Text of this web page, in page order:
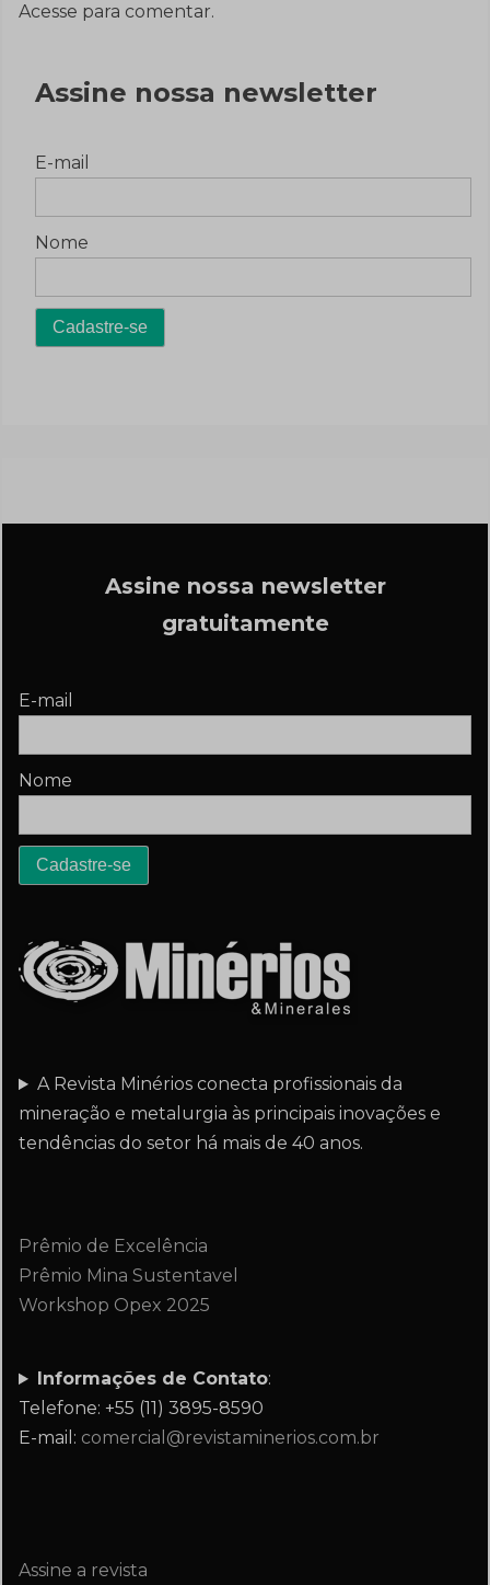
Acesse para comentar.
Assine nossa newsletter
E-mail
Nome
Assine nossa newsletter
gratuitamente
E-mail
Nome
A Revista Minérios conecta profissionais da
mineração e metalurgia às principais inovações e
tendências do setor há mais de 40 anos.
Prêmio de Excelência
Prêmio Mina Sustentavel
Workshop Opex 2025
Informações de Contato:
Telefone: +55 (11) 3895-8590
E-mail: comercial@revistaminerios.com.br
Assine a revista